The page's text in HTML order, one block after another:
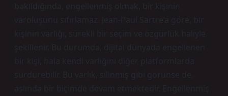
bakıldığında, engellenmiş olmak, bir kişinin
varoluşunu sıfırlamaz. Jean-Paul Sartre’a göre, bir
kişinin varlığı, sürekli bir seçim ve özgürlük haliyle
şekillenir. Bu durumda, dijital dünyada engellenen
bir kişi, hala kendi varlığını diğer platformlarda
sürdürebilir. Bu varlık, silinmiş gibi görünse de,
aslında bir biçimde devam etmektedir. Engellenmiş